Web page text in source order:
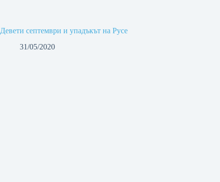
Девети септември и упадъкът на Русе
31/05/2020